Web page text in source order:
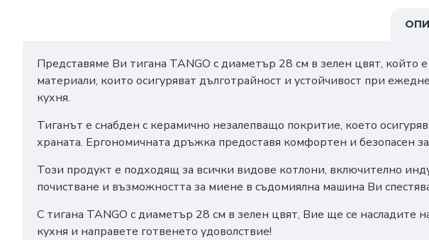
Представяме Ви тигана TANGO с диаметър 28 см в зелен цвят, който
материали, които осигуряват дълготрайност и устойчивост при
кухня.
Тиганът е снабден с керамично незалепващо покритие, което
храната. Ергономичната дръжка предоставя комфортен и безопасен
Този продукт е подходящ за всички видове котлони, включително
почистване и възможността за миене в съдомиялна машина Ви
С тигана TANGO с диаметър 28 см в зелен цвят, Вие ще се насладите
кухня и направете готвенето удоволствие!